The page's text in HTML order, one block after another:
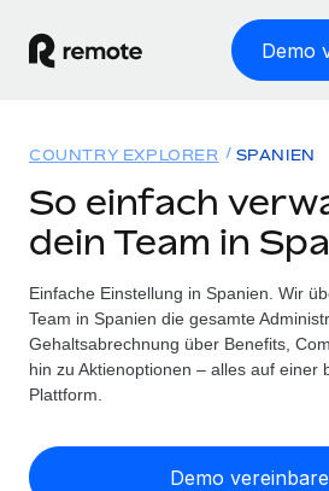
Demo
WELTWEITE BESCHÄFTIGUNG
Globale Payroll
Einfache, rechtssicher Payroll
Employer of Record
Weltweites Wachstum ohne
Contractor of Record
Rechtssichere, weltweite Arbeit
Lösungen
WELTWEITE ABDECKUNG
Country Explorer
Länderspezifische Unterstützung
Einfache Einstellung in allen US-
Ressourcen
TOOLS UND RECHNER
Preise
COUNTRY EXPLORER SPANIEN
So einfach
dein Team in
Einfache Einstellung in Spanien. Wir
Team in Spanien die gesamte
Gehaltsabrechnung über Benefits,
hin zu Aktienoptionen – alles auf einer
Plattform.
Demo